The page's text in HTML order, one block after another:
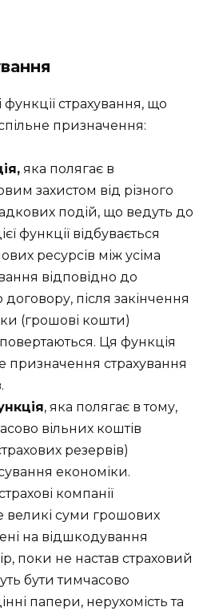
страхування, що
призначення:
яка полягає в
захистом від різного
подій, що ведуть до
функції відбувається
ресурсів між усіма
відповідно до
після закінчення
(грошові кошти)
Ця функція
призначення страхування
, яка полягає в тому,
вільних коштів
резервів)
економіки.
компанії
великі суми грошових
на відшкодування
поки не настав страховий
бути тимчасово
папери, нерухомість та